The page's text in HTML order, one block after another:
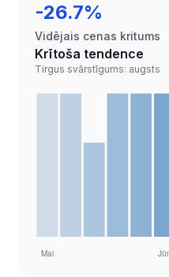
-26.7%
Vidējais cenas kritums
Krītoša tendence
Tirgus svārstīgums: augsts